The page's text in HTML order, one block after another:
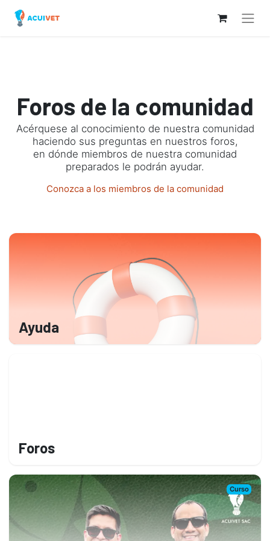
Foros de la comunidad
Acérquese al conocimiento de nuestra comunidad
haciendo sus preguntas en nuestros foros,
en dónde miembros de nuestra comunidad
preparados le podrán ayudar.
Conozca a los miembros de la comunidad
Ayuda
Foros
Curso